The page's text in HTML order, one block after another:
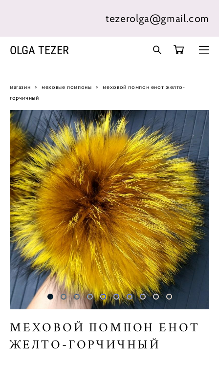
tezerolga@gmail.com
OLGA TEZER
магазин > меховые помпоны >
меховой помпон енот желто-
горчичный
МЕХОВОЙ ПОМПОН ЕНОТ
ЖЕЛТО-ГОРЧИЧНЫЙ